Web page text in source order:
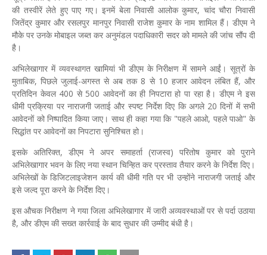
की तस्वीरें लेते हुए पाए गए। इनमें बेला निवासी आलोक कुमार, चांद चौरा निवासी
जितेंद्र कुमार और रसलपुर मानपुर निवासी राजेश कुमार के नाम शामिल हैं। डीएम ने
मौके पर उनके मोबाइल जब्त कर अनुमंडल पदाधिकारी सदर को मामले की जांच सौंप दी
है।
अभिलेखागार में व्यवस्थागत खामियां भी डीएम के निरीक्षण में सामने आईं। सूत्रों के
मुताबिक, पिछले जुलाई-अगस्त से अब तक 8 से 10 हजार आवेदन लंबित हैं, और
प्रतिदिन केवल 400 से 500 आवेदनों का ही निपटारा हो पा रहा है। डीएम ने इस
धीमी प्रक्रिया पर नाराजगी जताई और स्पष्ट निर्देश दिए कि अगले 20 दिनों में सभी
आवेदनों को निष्पादित किया जाए। साथ ही कहा गया कि "पहले आओ, पहले पाओ" के
सिद्धांत पर आवेदनों का निपटारा सुनिश्चित हो।
इसके अतिरिक्त, डीएम ने अपर समाहर्ता (राजस्व) परितोष कुमार को पुराने
अभिलेखागार भवन के लिए नया स्थान चिन्हित कर प्रस्ताव तैयार करने के निर्देश दिए।
अभिलेखों के डिजिटलाइजेशन कार्य की धीमी गति पर भी उन्होंने नाराजगी जताई और
इसे जल्द पूरा करने के निर्देश दिए।
इस औचक निरीक्षण ने गया जिला अभिलेखागार में जारी अव्यवस्थाओं पर से पर्दा उठाया
है, और डीएम की सख्त कार्रवाई के बाद सुधार की उम्मीद बंधी है।